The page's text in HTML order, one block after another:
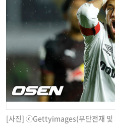
[사진] ⓒGettyimages(무단전재 및